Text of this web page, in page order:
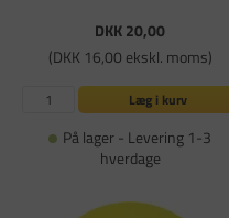
DKK 20,00
(DKK 16,00 ekskl. moms)
Læg i kurv
På lager - Levering 1-3
hverdage